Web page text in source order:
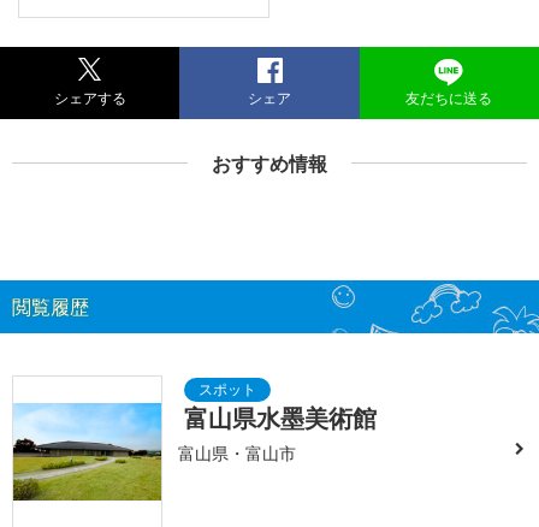
シェアする シェア 友だちに送る
おすすめ情報
閲覧履歴
富山県水墨美術館
富山県・富山市